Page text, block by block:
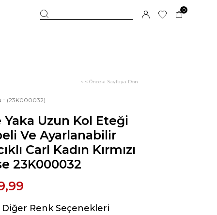
0
< < Önceki Sayfaya Dön
(23K000032)
Yaka Uzun Kol Eteği
Ve Ayarlanabilir
Carl Kadın Kırmızı
23K000032
Diğer Renk Seçenekleri